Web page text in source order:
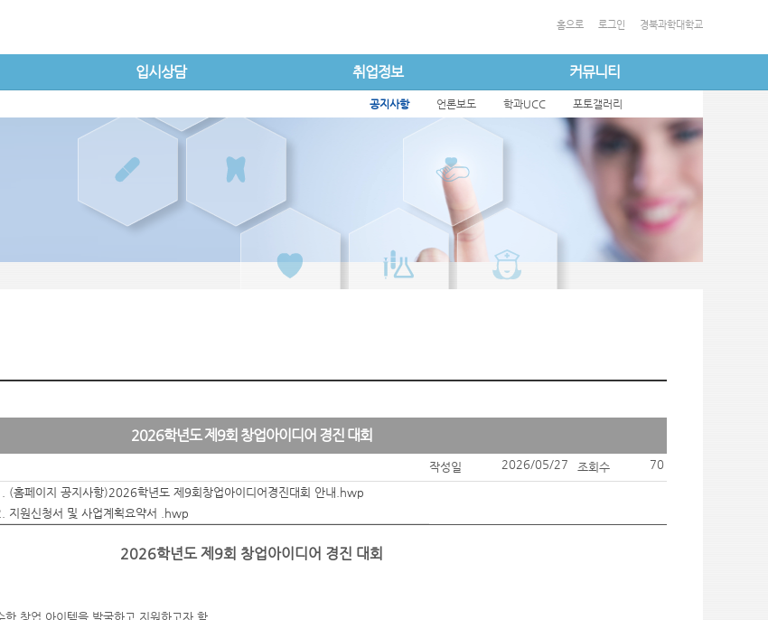
홈으로 로그인 경북과학대학교
입시상담 취업정보 커뮤니티
공지사항 언론보도 학과UCC 포토갤러리
2026학년도 제9회 창업아이디어 경진 대회
작성일 2026/05/27 조회수 70
(홈페이지 공지사항)2026학년도 제9회창업아이디어경진대회 안내.hwp
지원신청서 및 사업계획요약서 .hwp
2026학년도 제9회 창업아이디어 경진 대회
한 창업 아이템을 발굴하고 지원하고자 함